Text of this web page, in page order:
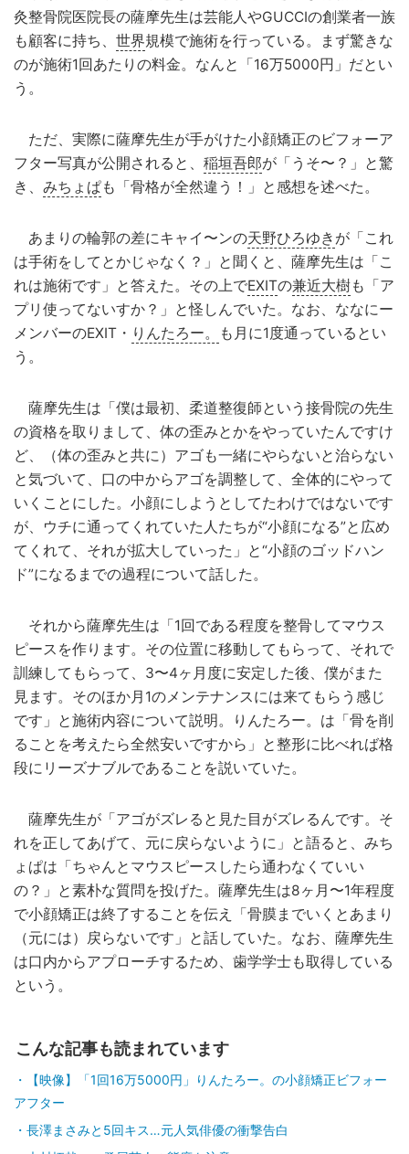
灸整骨院医院長の薩摩先生は芸能人やGUCCIの創業者一族
も顧客に持ち、 世界規模で施術を行っている。まず驚きな
のが施術1回あたりの料金。なんと「16万5000円」だとい
う。
ただ、実際に薩摩先生が手がけた小顔矯正のビフォーア
フター写真が公開されると、 稲垣吾郎が「うそ〜？」と驚
き、 みちょぱも「骨格が全然違う！」と感想を述べた。
あまりの輪郭の差にキャイ〜ンの天野ひろゆき が「これ
は手術をしてとかじゃなく？」と聞くと、薩摩先生は「こ
れは施術です」と答えた。その上でEXITの兼近大樹も「ア
プリ使ってないすか？」と怪しんでいた。なお、ななにー
メンバーのEXIT・ りんたろー。
も月に1度通っているとい
う。
薩摩先生は「僕は最初、柔道整復師という接骨院の先生
の資格を取りまして、体の歪みとかをやっていたんですけ
ど、（体の歪みと共に）アゴも一緒にやらないと治らない
と気づいて、口の中からアゴを調整して、全体的にやって
いくことにした。小顔にしようとしてたわけではないです
が、ウチに通ってくれていた人たちが“小顔になる”と広め
てくれて、それが拡大していった」と“小顔のゴッドハン
ド”になるまでの過程について話した。
それから薩摩先生は「1回である程度を整骨してマウス
ピースを作ります。その位置に移動してもらって、それで
訓練してもらって、3〜4ヶ月度に安定した後、僕がまた
見ます。そのほか月1のメンテナンスには来てもらう感じ
です」と施術内容について説明。りんたろー。は「骨を削
ることを考えたら全然安いですから」と整形に比べれば格
段にリーズナブルであることを説いていた。
薩摩先生が「アゴがズレると見た目がズレるんです。そ
れを正してあげて、元に戻らないように」と語ると、みち
ょぱは「ちゃんとマウスピースしたら通わなくていい
の？」と素朴な質問を投げた。薩摩先生は8ヶ月〜1年程度
で小顔矯正は終了することを伝え「骨膜までいくとあまり
（元には）戻らないです」と話していた。なお、薩摩先生
は口内からアプローチするため、歯学学士も取得している
という。
こんな記事も読まれています
【映像】「1回16万5000円」りんたろー。の小顔矯正ビフォー
アフター
長澤まさみと5回キス…元人気俳優の衝撃告白